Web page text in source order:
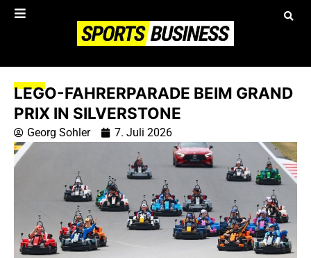
LEGO-FAHRERPARADE BEIM GRAND
PRIX IN SILVERSTONE
Georg Sohler 7. Juli 2026